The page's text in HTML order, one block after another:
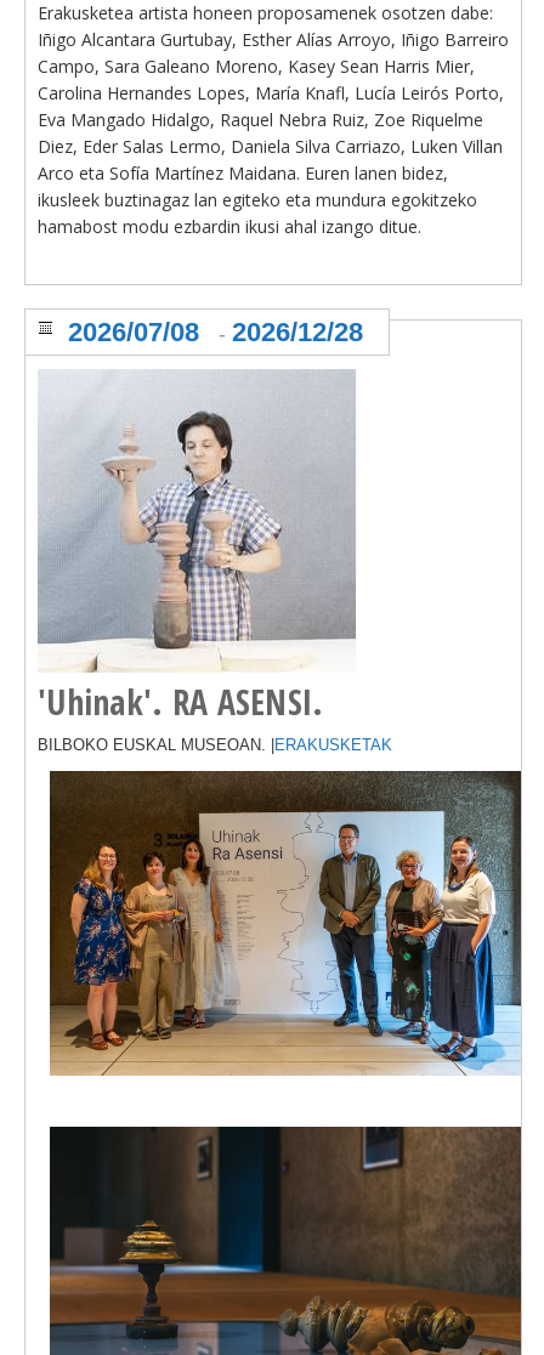
Erakusketea artista honeen proposamenek osotzen dabe:
Iñigo Alcantara Gurtubay, Esther Alías Arroyo, Iñigo Barreiro
Campo, Sara Galeano Moreno, Kasey Sean Harris Mier,
Carolina Hernandes Lopes, María Knafl, Lucía Leirós Porto,
Eva Mangado Hidalgo, Raquel Nebra Ruiz, Zoe Riquelme
Diez, Eder Salas Lermo, Daniela Silva Carriazo, Luken Villan
Arco eta Sofía Martínez Maidana. Euren lanen bidez,
ikusleek buztinagaz lan egiteko eta mundura egokitzeko
hamabost modu ezbardin ikusi ahal izango ditue.
'Uhinak'. RA ASENSI.
2026/07/08 - 2026/12/28
BILBOKO EUSKAL MUSEOAN. | ERAKUSKETAK